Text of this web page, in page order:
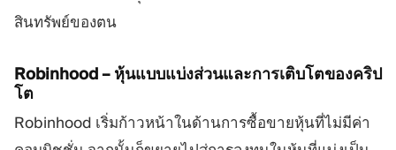
สินทรัพย์ของตน
Robinhood – หุ้นแบบแบ่งส่วนและการเติบโตของคริป
โต
Robinhood เริ่มก้าวหน้าในด้านการซื้อขายหุ้นที่ไม่มีค่า